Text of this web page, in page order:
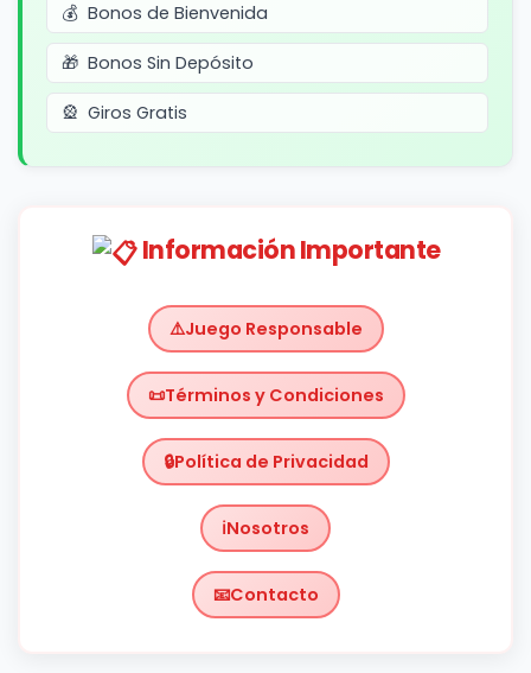
Bonos de Bienvenida
Bonos Sin Depósito
Giros Gratis
Información Importante
Juego Responsable
Términos y Condiciones
Política de Privacidad
Nosotros
Contacto